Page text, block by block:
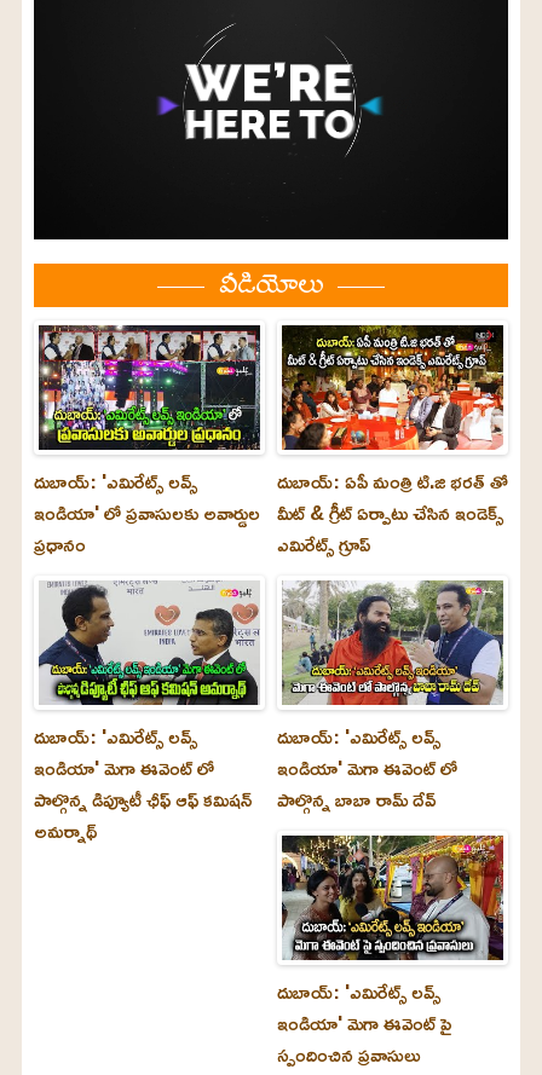
వీడియోలు
దుబాయ్: 'ఎమిరేట్స్ లవ్స్
ఇండియా' లో ప్రవాసులకు అవార్డుల
ప్రధానం
దుబాయ్: ఏపీ మంత్రి టి.జి భరత్ తో
మీట్ & గ్రీట్ ఏర్పాటు చేసిన ఇండెక్స్
ఎమిరేట్స్ గ్రూప్
దుబాయ్‌: 'ఎమిరేట్స్ లవ్స్
ఇండియా' మెగా ఈవెంట్ లో
పాల్గొన్న డిప్యూటీ ఛీఫ్ ఆఫ్ కమిషన్
అమర్నాథ్
దుబాయ్‌: 'ఎమిరేట్స్ లవ్స్
ఇండియా' మెగా ఈవెంట్ లో
పాల్గొన్న బాబా రామ్ దేవ్
దుబాయ్‌: 'ఎమిరేట్స్ లవ్స్
ఇండియా' మెగా ఈవెంట్ పై
స్పందించిన ప్రవాసులు